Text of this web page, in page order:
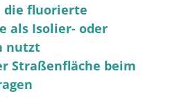
die fluorierte
als Isolier- oder
nutzt
Straßenfläche beim